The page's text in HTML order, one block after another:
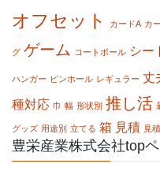
オフセット カードA カ
グ ゲーム コートボール シー
ハンガー ピンホール レギュラー 丈
種対応 巾 幅 形状別 推し活
グッズ 用途別 立てる 箱 見積 見
豊栄産業株式会社top